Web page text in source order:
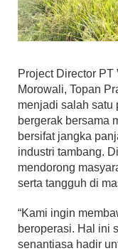
Project Director
Morowali, Topan
menjadi salah satu
bergerak bersama
bersifat jangka
industri tambang.
mendorong
serta tangguh di
“Kami ingin
beroperasi. Hal ini
senantiasa hadir